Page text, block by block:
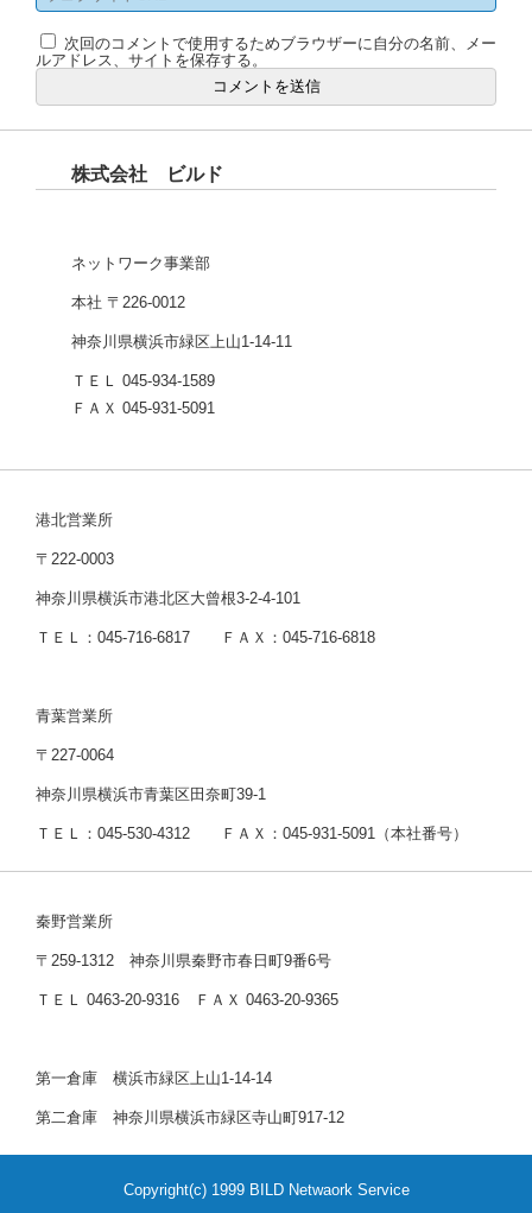
次回のコメントで使用するためブラウザーに自分の名前、メー
ルアドレス、サイトを保存する。
株式会社 ビルド
ネットワーク事業部
本社 〒226-0012
神奈川県横浜市緑区上山1-14-11
ＴＥＬ 045-934-1589
ＦＡＸ 045-931-5091
港北営業所
〒222-0003
神奈川県横浜市港北区大曾根3-2-4-101
ＴＥＬ：045-716-6817 ＦＡＸ：045-716-6818
青葉営業所
〒227-0064
神奈川県横浜市青葉区田奈町39-1
ＴＥＬ：045-530-4312 ＦＡＸ：045-931-5091（本社番号）
秦野営業所
〒259-1312 神奈川県秦野市春日町9番6号
ＴＥＬ 0463-20-9316 ＦＡＸ 0463-20-9365
第一倉庫 横浜市緑区上山1-14-14
第二倉庫 神奈川県横浜市緑区寺山町917-12
Copyright(c) 1999 BILD Netwaork Service